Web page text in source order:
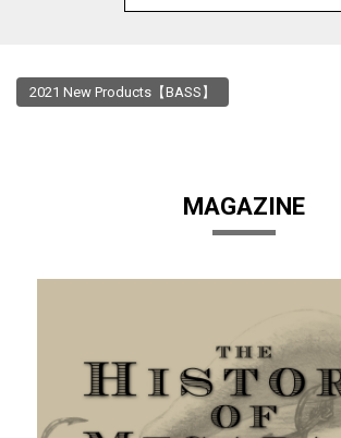
2021 New Products【BASS】
MAGAZINE